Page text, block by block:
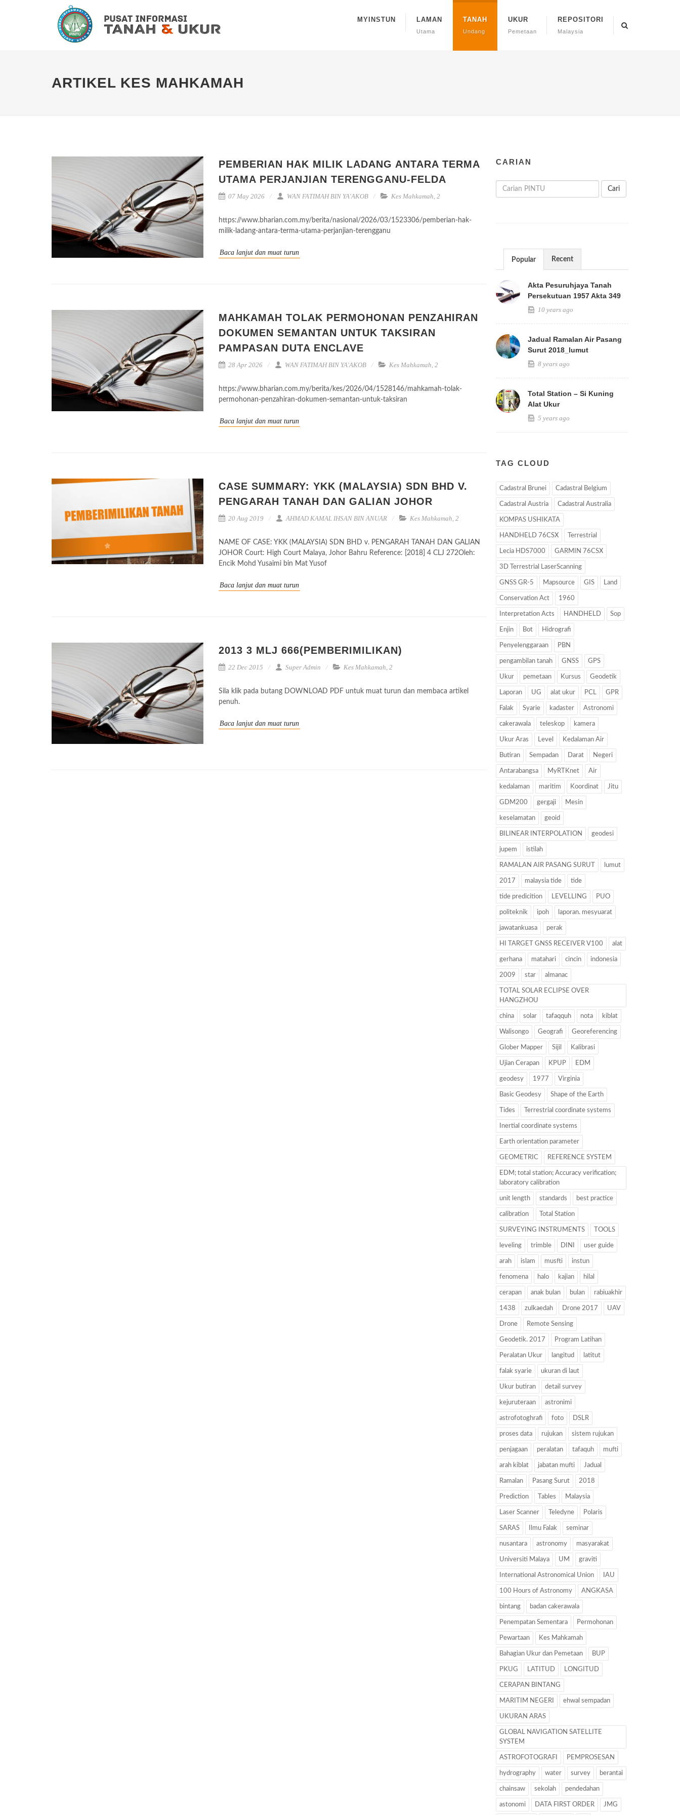
MYINSTUN LAMAN
Utama
TANAH
Undang
UKUR
Pemetaan
REPOSITORI
Malaysia
ARTIKEL KES MAHKAMAH
PEMBERIAN HAK MILIK LADANG ANTARA TERMA
UTAMA PERJANJIAN TERENGGANU-FELDA
07 May 2026 WAN FATIMAH BIN YA'AKOB Kes Mahkamah, 2
https://www.bharian.com.my/berita/nasional/2026/03/1523306/pemberian-hak-
milik-ladang-antara-terma-utama-perjanjian-terengganu
Baca lanjut dan muat turun
MAHKAMAH TOLAK PERMOHONAN PENZAHIRAN
DOKUMEN SEMANTAN UNTUK TAKSIRAN
PAMPASAN DUTA ENCLAVE
28 Apr 2026 WAN FATIMAH BIN YA'AKOB Kes Mahkamah, 2
https://www.bharian.com.my/berita/kes/2026/04/1528146/mahkamah-tolak-
permohonan-penzahiran-dokumen-semantan-untuk-taksiran
Baca lanjut dan muat turun
CASE SUMMARY: YKK (MALAYSIA) SDN BHD V.
PENGARAH TANAH DAN GALIAN JOHOR
20 Aug 2019 AHMAD KAMAL IHSAN BIN ANUAR Kes Mahkamah, 2
NAME OF CASE: YKK (MALAYSIA) SDN BHD v. PENGARAH TANAH DAN GALIAN
JOHOR Court: High Court Malaya, Johor Bahru Reference: [2018] 4 CLJ 272Oleh:
Encik Mohd Yusaimi bin Mat Yusof
Baca lanjut dan muat turun
2013 3 MLJ 666(PEMBERIMILIKAN)
22 Dec 2015 Super Admin Kes Mahkamah, 2
Sila klik pada butang DOWNLOAD PDF untuk muat turun dan membaca artikel
penuh.
Baca lanjut dan muat turun
CARIAN
Cari
Popular Recent
Akta Pesuruhjaya Tanah
Persekutuan 1957 Akta 349
10 years ago
Jadual Ramalan Air Pasang
Surut 2018_lumut
8 years ago
Total Station – Si Kuning
Alat Ukur
5 years ago
TAG CLOUD
Cadastral Brunei Cadastral Belgium
Cadastral Austria Cadastral Australia
KOMPAS USHIKATA
HANDHELD 76CSX Terrestrial
Lecia HDS7000 GARMIN 76CSX
3D Terrestrial LaserScanning
GNSS GR-5 Mapsource GIS Land
Conservation Act 1960
Interpretation Acts HANDHELD Sop
Enjin Bot Hidrografi
Penyelenggaraan PBN
pengambilan tanah GNSS GPS
Ukur pemetaan Kursus Geodetik
Laporan UG alat ukur PCL GPR
Falak Syarie kadaster Astronomi
cakerawala teleskop kamera
Ukur Aras Level Kedalaman Air
Butiran Sempadan Darat Negeri
Antarabangsa MyRTKnet Air
kedalaman maritim Koordinat Jitu
GDM200 gergaji Mesin
keselamatan geoid
BILINEAR INTERPOLATION geodesi
jupem istilah
RAMALAN AIR PASANG SURUT lumut
2017 malaysia tide tide
tide predicition LEVELLING PUO
politeknik ipoh laporan. mesyuarat
jawatankuasa perak
HI TARGET GNSS RECEIVER V100 alat
gerhana matahari cincin indonesia
2009 star almanac
TOTAL SOLAR ECLIPSE OVER
HANGZHOU
china solar tafaqquh nota kiblat
Walisongo Geografi Georeferencing
Glober Mapper Sijil Kalibrasi
Ujian Cerapan KPUP EDM
geodesy 1977 Virginia
Basic Geodesy Shape of the Earth
Tides Terrestrial coordinate systems
Inertial coordinate systems
Earth orientation parameter
GEOMETRIC REFERENCE SYSTEM
EDM; total station; Accuracy verification;
laboratory calibration
unit length standards best practice
calibration Total Station
SURVEYING INSTRUMENTS TOOLS
leveling trimble DINI user guide
arah islam musfti instun
fenomena halo kajian hilal
cerapan anak bulan bulan rabiuakhir
1438 zulkaedah Drone 2017 UAV
Drone Remote Sensing
Geodetik. 2017 Program Latihan
Peralatan Ukur langitud latitut
falak syarie ukuran di laut
Ukur butiran detail survey
kejuruteraan astronimi
astrofotoghrafi foto DSLR
proses data rujukan sistem rujukan
penjagaan peralatan tafaquh mufti
arah kiblat jabatan mufti Jadual
Ramalan Pasang Surut 2018
Prediction Tables Malaysia
Laser Scanner Teledyne Polaris
SARAS Ilmu Falak seminar
nusantara astronomy masyarakat
Universiti Malaya UM graviti
International Astronomical Union IAU
100 Hours of Astronomy ANGKASA
bintang badan cakerawala
Penempatan Sementara Permohonan
Pewartaan Kes Mahkamah
Bahagian Ukur dan Pemetaan BUP
PKUG LATITUD LONGITUD
CERAPAN BINTANG
MARITIM NEGERI ehwal sempadan
UKURAN ARAS
GLOBAL NAVIGATION SATELLITE
SYSTEM
ASTROFOTOGRAFI PEMPROSESAN
hydrography water survey berantai
chainsaw sekolah pendedahan
astonomi DATA FIRST ORDER JMG